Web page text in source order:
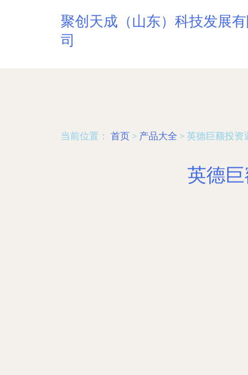
聚创天成（山东）科技发展
司
当前位置： 首页 > 产品大全 > 英德巨额投资
英德